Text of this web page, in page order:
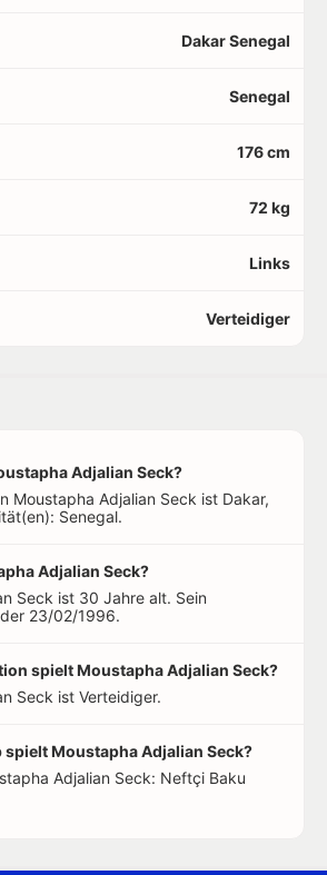
Dakar Senegal
Senegal
176 cm
72 kg
Links
Verteidiger
Adjalian Seck?
Moustapha Adjalian Seck ist Dakar,
Senegal.
Adjalian Seck?
Seck ist 30 Jahre alt. Sein
23/02/1996.
spielt Moustapha Adjalian Seck?
Seck ist Verteidiger.
spielt Moustapha Adjalian Seck?
Adjalian Seck: Neftçi Baku